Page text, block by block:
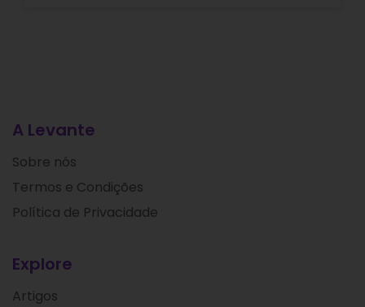
A Levante
Sobre nós
Termos e Condições
Política de Privacidade
Explore
Artigos